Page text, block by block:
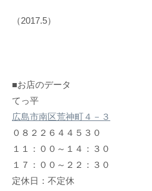
（2017.5）
■お店のデータ
てっ平
広島市南区荒神町４－３
０８２２６４４５３０
１１：００～１４：３０
１７：００～２２：３０
定休日：不定休